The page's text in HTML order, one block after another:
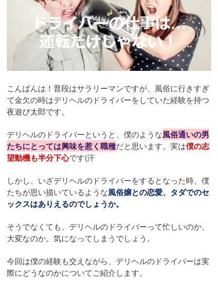
こんばんは！普段はサラリーマンですが、風俗に行きすぎ
て金欠の時はデリヘルのドライバーをしていた経験を持つ
夜遊び太郎です。
デリヘルのドライバーというと、僕のような風俗通いの男
たちにとっては興味を惹く職種だと思います。実は僕の志
望動機も半分下心です(汗
しかし、いざデリヘルのドライバーをするとなった時、僕
たちが思い描いているような風俗嬢との恋愛、タダでのセ
ックスはありえるのでしょうか。
そうでなくても、デリヘルのドライバーって忙しいのか、
大変なのか。気になってしまうでしょう。
今回は僕の経験も交えながら、デリヘルのドライバーは実
際にどうなのかについてご紹介します。